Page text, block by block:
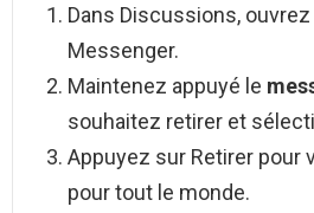
Dans Discussions,
Messenger.
Maintenez appuyé le
souhaitez retirer et
Appuyez sur Retirer pour
pour tout le monde.